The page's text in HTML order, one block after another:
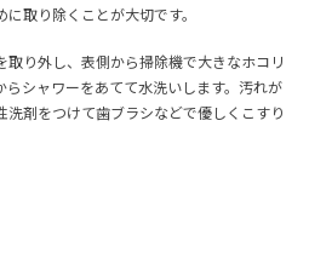
取り除くことが大切です。
取り外し、表側から掃除機で大きなホコリ
シャワーをあてて水洗いします。汚れが
剤をつけて歯ブラシなどで優しくこすり